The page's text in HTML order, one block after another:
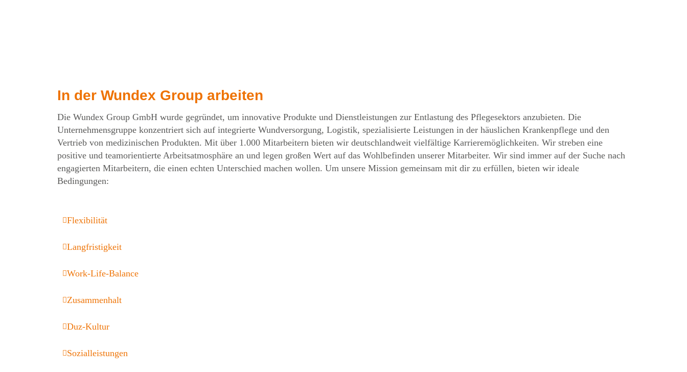
In der Wundex Group arbeiten
Die Wundex Group GmbH wurde gegründet, um innovative Produkte und Dienstleistungen zur Entlastung des Pflegesektors anzubieten. Die
Unternehmensgruppe konzentriert sich auf integrierte Wundversorgung, Logistik, spezialisierte Leistungen in der häuslichen Krankenpflege und den
Vertrieb von medizinischen Produkten. Mit über 1.000 Mitarbeitern bieten wir deutschlandweit vielfältige Karrieremöglichkeiten. Wir streben eine
positive und teamorientierte Arbeitsatmosphäre an und legen großen Wert auf das Wohlbefinden unserer Mitarbeiter. Wir sind immer auf der Suche nach
engagierten Mitarbeitern, die einen echten Unterschied machen wollen. Um unsere Mission gemeinsam mit dir zu erfüllen, bieten wir ideale
Bedingungen:
Flexibilität
Langfristigkeit
Work-Life-Balance
Zusammenhalt
Duz-Kultur
Sozialleistungen